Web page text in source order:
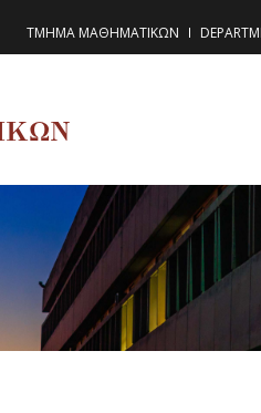
ΤΜΗΜΑ ΜΑΘΗΜΑΤΙΚΩΝ